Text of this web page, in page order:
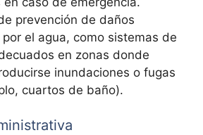
prevención de daños
el agua, como sistemas de
en zonas donde
inundaciones o fugas
cuartos de baño).